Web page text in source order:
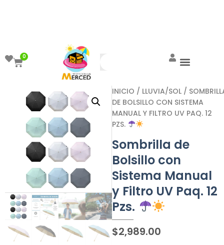
0
INICIO / LLUVIA/SOL /
DE BOLSILLO CON SISTEMA
MANUAL Y FILTRO UV PAQ. 12
PZS.
Sombrilla de
Bolsillo con
Sistema Manual
y Filtro UV Paq. 12
Pzs.
$2,989.00